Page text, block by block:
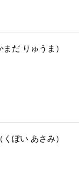
だ りゅうま）
ぼい あさみ）